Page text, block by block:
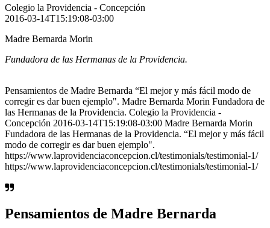
Colegio la Providencia - Concepción
2016-03-14T15:19:08-03:00
Madre Bernarda Morin
Fundadora de las Hermanas de la Providencia.
Pensamientos de Madre Bernarda “El mejor y más fácil modo de
corregir es dar buen ejemplo". Madre Bernarda Morin Fundadora de
las Hermanas de la Providencia. Colegio la Providencia -
Concepción 2016-03-14T15:19:08-03:00 Madre Bernarda Morin
Fundadora de las Hermanas de la Providencia. “El mejor y más fácil
modo de corregir es dar buen ejemplo".
https://www.laprovidenciaconcepcion.cl/testimonials/testimonial-1/
https://www.laprovidenciaconcepcion.cl/testimonials/testimonial-1/
Pensamientos de Madre Bernarda